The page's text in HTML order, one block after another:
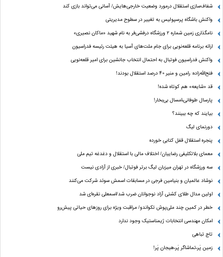
شفاف‌سازی استقلال درمورد وضعیت خارجی‌هایش/ آسانی می‌تواند بازی کند
واکنش باشگاه پرسپولیس به تغییر در سطوح مدیریتی
نامگذاری زمین شماره ۲ ورزشگاه درفشی‌فر به نام شهید «ماکان نصیری»
ارائه برنامه‌ قلعه‌نویی برای جام ملت‌های آسیا به هیئت رئیسه فدراسیون
واکنش فدراسیون فوتبال به احتمال انتخاب جانشین برای امیر قلعه‌نویی
فتح‌الله‌زاده: رامین و منیر 40 درصد استقلال بودند!
قد «شایعه» هم کوتاه شده!
پارسال طوفانی،امسال بی‌بخار!
بیایند که چه ببینند؟
دورنمای لیگ
پنجره‌ استقلال قفل کتابی خورده
معمای بلاتکلیفی رضاییان/ اختلاف مالی با استقلال و دغدغه تیم ملی
سه ورزشگاه در تهران میزبان لیگ برتر فوتبال/ خبری از آزادی نیست
نوشاد عالمیان و بنیامین فرجی در مسابقات اسمش سوئد شرکت می‌کنند
اولین مدال طلای کشتی آزاد نوجوانان ضرب شد/اسمعلی نقره‌ای شد
خطر در کمین چند ملی‌پوش تکواندو/ مراقبت ویژه برای روزهای حیاتی پیش‌رو
امکان مهندسی انتخابات ژیمناستیک وجود ندارد
تاج تباهی
زمین پَر،تماشاگر پَر،هیجان پَر!